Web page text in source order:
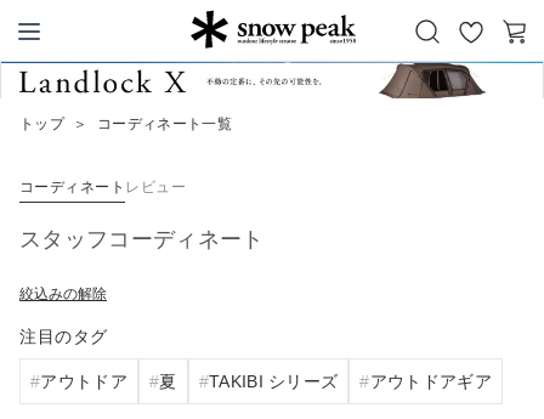
Snow Peak
お
気
カ
トップ ＞ コーディネート一覧
コーディネート レビュー
スタッフコーディネート
絞込みの解除
注目のタグ
アウトドア 夏 TAKIBI シリーズ アウトドアギア